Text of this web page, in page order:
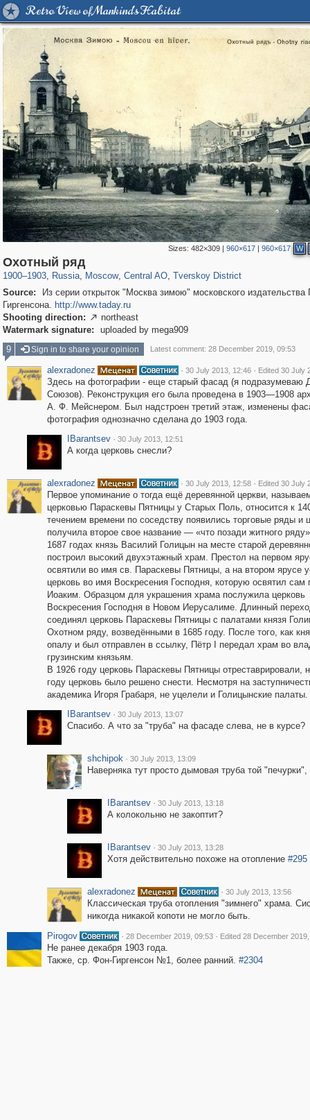
Retro View of Mankind's Habitat
Sizes: 482×309| 960×617| 960×617 W
Охотный ряд
1900–1903, Russia
1,407,399
, Moscow
319,882
, Central AO, Tverskoy District
Source:
Из серии открыток "Москва зимою" московского
Гиргенсона. http://www.taday.ru
Shooting direction:  northeast
Watermark signature:
uploaded by mega909
9
Sign in to share your opinion Latest comment: 28 December 2019, 09:53
alexradonez · 30 July 2013, 12:46 · Edited 30 July
Здесь на фотографии - еще старый фасад (я подразумеваю
Союзов). Реконструкция его была проведена в 1903—1908
А. Ф. Мейснером. Был надстроен третий этаж, изменены
фотография однозначно сделана до 1903 года.
IBarantsev · 30 July 2013, 12:51
А когда церковь снесли?
alexradonez · 30 July 2013, 12:58 · Edited 30 July
Первое упоминание о тогда ещё деревянной церкви,
церковью Параскевы Пятницы у Старых Поль, относится к
течением времени по соседству появились торговые ряды и
получила второе свое название — «что позади житного
1687 годах князь Василий Голицын на месте старой
построил высокий двухэтажный храм. Престол на первом
освятили во имя св. Параскевы Пятницы, а на втором ярусе
церковь во имя Воскресения Господня, которую освятил сам
Иоаким. Образцом для украшения храма послужила церковь
Воскресения Господня в Новом Иерусалиме. Длинный
соединял церковь Параскевы Пятницы с палатами князя
Охотном ряду, возведёнными в 1685 году. После того, как
опалу и был отправлен в ссылку, Пётр I передал храм во
грузинским князьям.
В 1926 году церковь Параскевы Пятницы отреставрировали,
году церковь было решено снести. Несмотря на
академика Игоря Грабаря, не уцелели и Голицынские палаты.
IBarantsev · 30 July 2013, 13:07
Спасибо. А что за "труба" на фасаде слева, не в курсе?
shchipok · 30 July 2013, 13:09
Наверняка тут просто дымовая труба той
IBarantsev · 30 July 2013, 13:18
А колокольню не закоптит?
IBarantsev · 30 July 2013, 13:28
Хотя действительно похоже на отопление #295
alexradonez · 30 July 2013, 13:56
Классическая труба отопления "зимнего" храма.
никогда никакой копоти не могло быть.
Pirogov
· 28 December 2019, 09:53 · Edited 28 December
Не ранее декабря 1903 года.
Также, ср. Фон-Гиргенсон №1, более ранний. #2304